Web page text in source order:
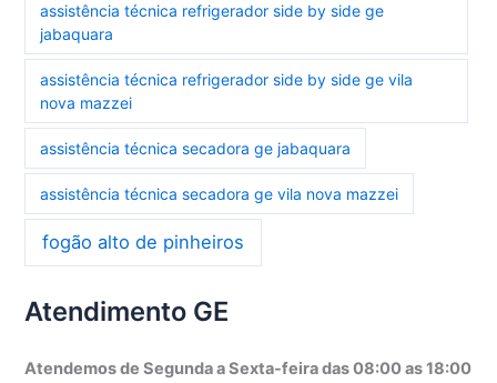
assistência técnica refrigerador side by side ge
jabaquara
assistência técnica refrigerador side by side ge vila
nova mazzei
assistência técnica secadora ge jabaquara
assistência técnica secadora ge vila nova mazzei
fogão alto de pinheiros
Atendimento GE
Atendemos de Segunda a Sexta-feira das 08:00 as 18:00